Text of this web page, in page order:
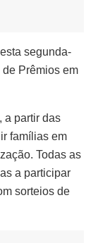
segunda-
Prêmios em
a partir das
famílias em
Todas as
a participar
sorteios de